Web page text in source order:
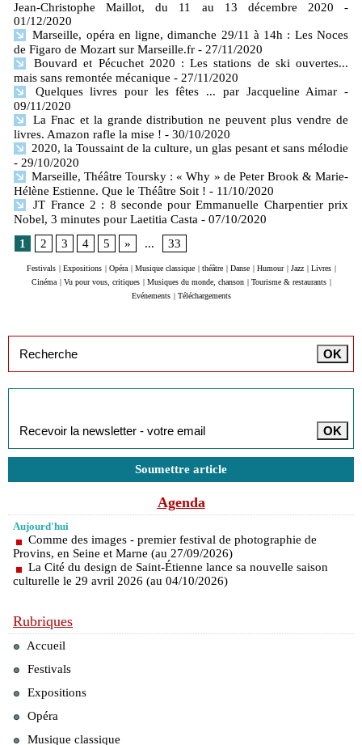
Jean-Christophe Maillot, du 11 au 13 décembre 2020
-
01/12/2020
Marseille, opéra en ligne, dimanche 29/11 à 14h : Les Noces
de Figaro de Mozart sur Marseille.fr - 27/11/2020
Bouvard et Pécuchet 2020 : Les stations de ski ouvertes...
mais sans remontée mécanique - 27/11/2020
Quelques livres pour les fêtes ... par Jacqueline Aimar -
09/11/2020
La Fnac et la grande distribution ne peuvent plus vendre de
livres. Amazon rafle la mise ! - 30/10/2020
2020, la Toussaint de la culture, un glas pesant et sans mélodie
- 29/10/2020
Marseille, Théâtre Toursky : « Why » de Peter Brook & Marie-
Hélène Estienne. Que le Théâtre Soit ! - 11/10/2020
JT France 2 : 8 seconde pour Emmanuelle Charpentier prix
Nobel, 3 minutes pour Laetitia Casta - 07/10/2020
1
2 3 4 5 » ... 33
Festivals Expositions Opéra Musique classique théâtre Danse Humour Jazz Livres
Cinéma
Vu pour vous, critiques Musiques du monde, chanson Tourisme & restaurants
Evénements
Téléchargements
Soumettre article
Agenda
Aujourd'hui
Comme des images - premier festival de photographie de
Provins, en Seine et Marne (au 27/09/2026)
La Cité du design de Saint-Étienne lance sa nouvelle saison
culturelle le 29 avril 2026 (au 04/10/2026)
Rubriques
Accueil
Festivals
Expositions
Opéra
Musique classique